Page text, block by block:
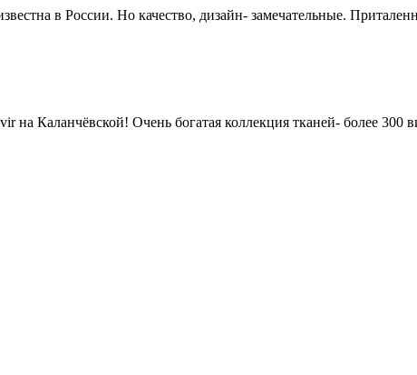
в России. Но качество, дизайн- замечательные.
Каланчёвской! Очень богатая коллекция тканей- более